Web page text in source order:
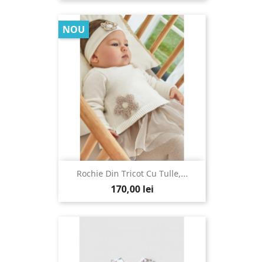
Rochie Din Tricot Cu Tulle,...
170,00 lei
NOU